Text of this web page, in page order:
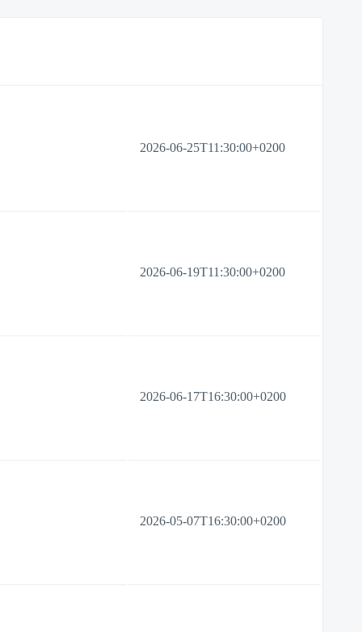
2026-06-25T11:30:00+0200
2026-06-19T11:30:00+0200
2026-06-17T16:30:00+0200
2026-05-07T16:30:00+0200